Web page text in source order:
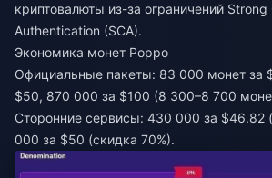
криптовалюты из-за ограничений Strong
Authentication (SCA).
Экономика монет Poppo
Официальные пакеты: 83 000 монет за
$50, 870 000 за $100 (8 300–8 700
Сторонние сервисы: 430 000 за $46.82
000 за $50 (скидка 70%).